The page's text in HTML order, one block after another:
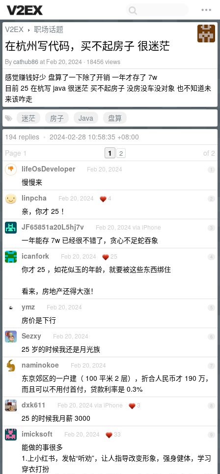
V2EX › 职场话题
在杭州写代码，买不起房子 很迷茫
Bycathub86at Feb 20, 2024 · 18456 views
感觉赚钱好少 盘算了一下除了开销 一年才存了 7w
目前 25 在杭写 java 很迷茫 买不起房子 没房没车没对象 也不知道未
来该咋走
迷茫
房子 Java
盘算
194 replies • 2024-02-28 10:58:35 +08:00
Page 1
of 2
1 2
1
lifeOsDeveloper Feb 20, 2024
慢慢来
2
linpcha Feb 20, 2024 4
亲，你才 25 ！
3
JF65851a20L5hj7v Feb 20, 2024 via iPhone
一年能存 7w 已经很不错了，贪心不足蛇吞象
4
icanfork Feb 20, 2024 25
你才 25 ，如花似玉的年龄，就要被这些东西绑住
看来，房地产还得大涨！
5
ymz Feb 20, 2024
房价是下行
6
Sezxy Feb 20, 2024
25 岁的时候我还是月光族
7
naminokoe Feb 20, 2024
东京郊区的一户建（ 100 平米 2 层），折合人民币才 190 万，
而且可以不用付首付，贷款利率是 0.3%
8
dxk611 Feb 20, 2024 via iPhone 3
25 的时候我月薪 3000
9
imicksoft Feb 20, 2024 33
能做的事很多
1.上小红书，发帖“听劝”，让人指导改变形象，强身健体，学习
穿衣打扮